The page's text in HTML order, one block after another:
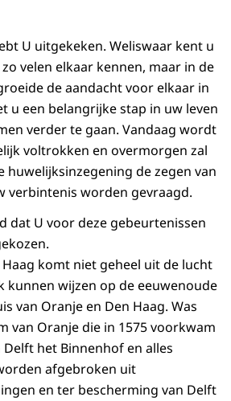
U uitgekeken. Weliswaar kent u
velen elkaar kennen, maar in de
de aandacht voor elkaar in
u een belangrijke stap in uw leven
verder te gaan. Vandaag wordt
voltrokken en overmorgen zal
huwelijksinzegening de zegen van
verbintenis worden gevraagd.
dat U voor deze gebeurtenissen
komt niet geheel uit de lucht
kunnen wijzen op de eeuwenoude
van Oranje en Den Haag. Was
van Oranje die in 1575 voorkwam
het Binnenhof en alles
afgebroken uit
en ter bescherming van Delft